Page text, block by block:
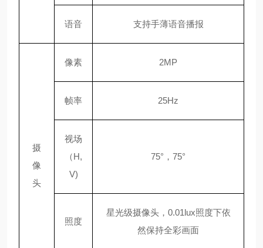
语音 支持手薄语音播报
摄
像
头
像素 2MP
帧率 25Hz
视场
（H,
V)
75°，75°
照度
星光级摄像头， 0.01lux照度下依
然保持全彩画面